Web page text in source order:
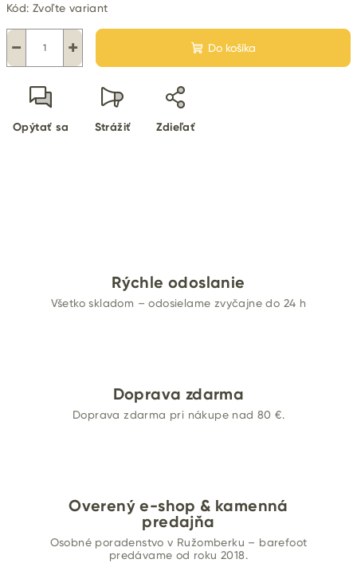
Kód: Zvoľte variant
+
− Do košíka
Opýtať sa Strážiť Zdieľať
Rýchle odoslanie
Všetko skladom – odosielame zvyčajne do 24 h
Doprava zdarma
Doprava zdarma pri nákupe nad 80 €.
Overený e-shop & kamenná
predajňa
Osobné poradenstvo v Ružomberku – barefoot
predávame od roku 2018.